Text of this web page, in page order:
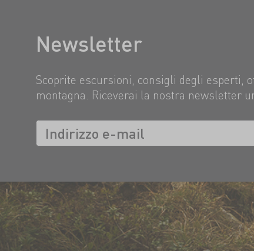
Newsletter
Scoprite escursioni, consigli degli esperti,
montagna. Riceverai la nostra newsletter